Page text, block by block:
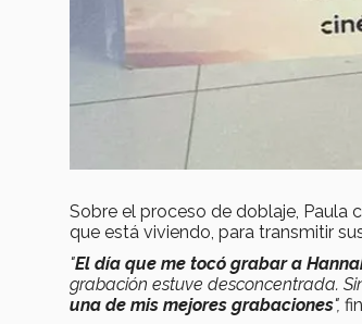
Sobre el proceso de doblaje, Paula
que está viviendo, para transmitir
"El día que me tocó grabar a
grabación estuve desconcentrada.
una de mis mejores grabaciones",